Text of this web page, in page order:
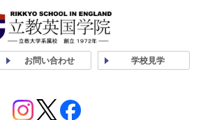
お問い合わせ 学校見学